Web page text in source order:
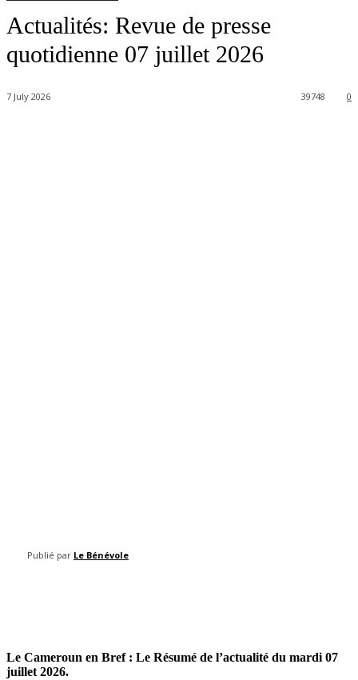
Actualités: Revue de presse
quotidienne 07 juillet 2026
7 July 2026 0
39748
Publié par Le Bénévole
Le Cameroun en Bref : Le Résumé de l’actualité du mardi 07
juillet 2026.